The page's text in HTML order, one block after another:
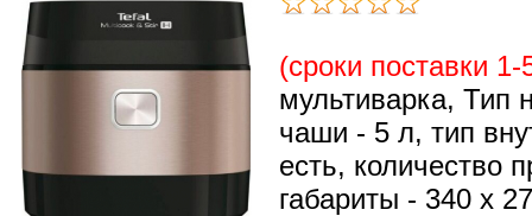
(сроки поставки
мультиварка, Тип
чаши - 5 л, тип
есть, количество
габариты - 340 х